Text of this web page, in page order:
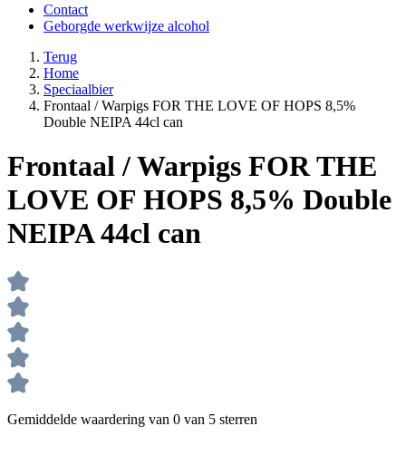
Contact
Geborgde werkwijze alcohol
Terug
Home
Speciaalbier
Frontaal / Warpigs FOR THE LOVE OF HOPS 8,5%
Double NEIPA 44cl can
Frontaal / Warpigs FOR THE
LOVE OF HOPS 8,5% Double
NEIPA 44cl can
Gemiddelde waardering van 0 van 5 sterren